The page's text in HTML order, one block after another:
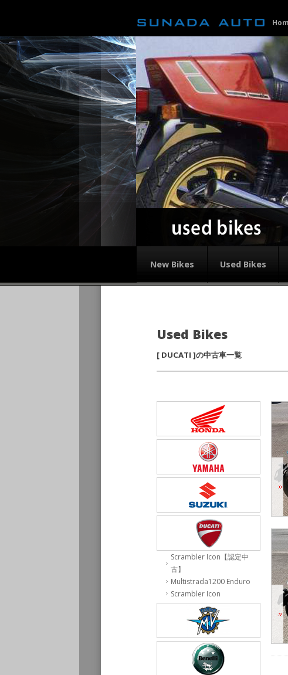
New Bikes Used Bikes
Used Bikes
[ DUCATI ]の中古車一覧
Scrambler Icon【認定中
古】
Multistrada1200 Enduro
Scrambler Icon
DUCATI Scrambler Icon【認定中
修復歴:なし
DUCATI Scrambler Icon
修復歴:なし